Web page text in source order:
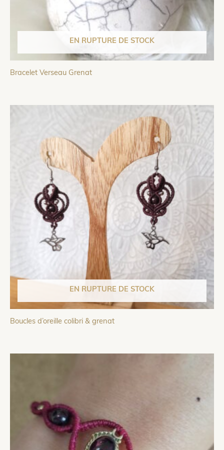
EN RUPTURE DE STOCK
Bracelet Verseau Grenat
EN RUPTURE DE STOCK
Boucles d’oreille colibri & grenat